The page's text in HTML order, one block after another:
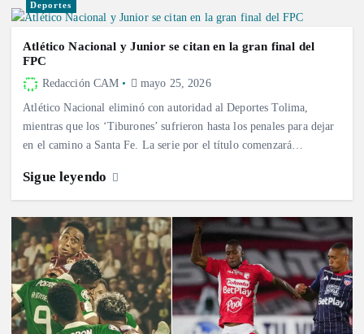
Deportes
Atlético Nacional y Junior se citan en la gran final del
FPC
Redacción CAM mayo 25, 2026
Atlético Nacional eliminó con autoridad al Deportes Tolima,
mientras que los ‘Tiburones’ sufrieron hasta los penales para dejar
en el camino a Santa Fe. La serie por el título comenzará…
Sigue leyendo